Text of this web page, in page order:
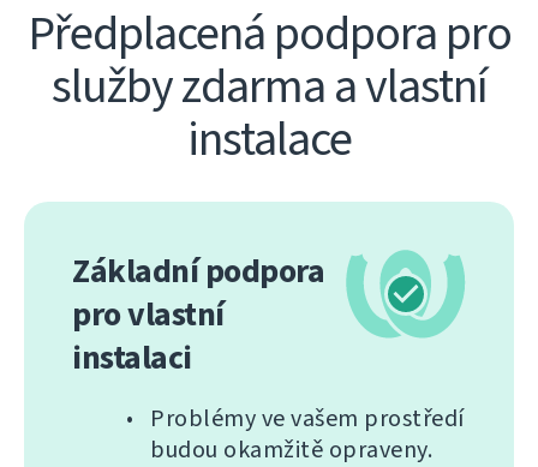
Předplacená podpora pro
služby zdarma a vlastní
instalace
Základní podpora
pro vlastní
instalaci
Problémy ve vašem prostředí
budou okamžitě opraveny.